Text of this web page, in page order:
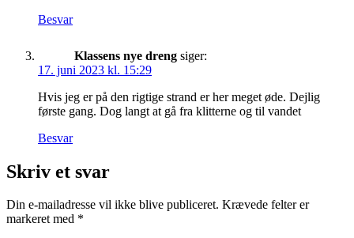
Besvar
Klassens nye dreng siger:
17. juni 2023 kl. 15:29
Hvis jeg er på den rigtige strand er her meget øde. Dejlig
første gang. Dog langt at gå fra klitterne og til vandet
Besvar
Skriv et svar
Din e-mailadresse vil ikke blive publiceret. Krævede felter er
markeret med *